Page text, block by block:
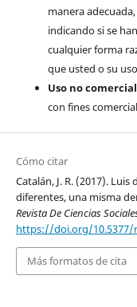
manera
indicando si se
cualquier forma
que usted o su
Uso no
con fines
Cómo citar
Catalán, J. R. (2017).
diferentes, una misma
Revista De Ciencias
https://doi.org/10.5377/
Más formatos de cita